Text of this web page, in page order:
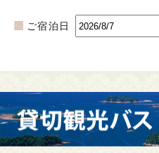
ご宿泊日